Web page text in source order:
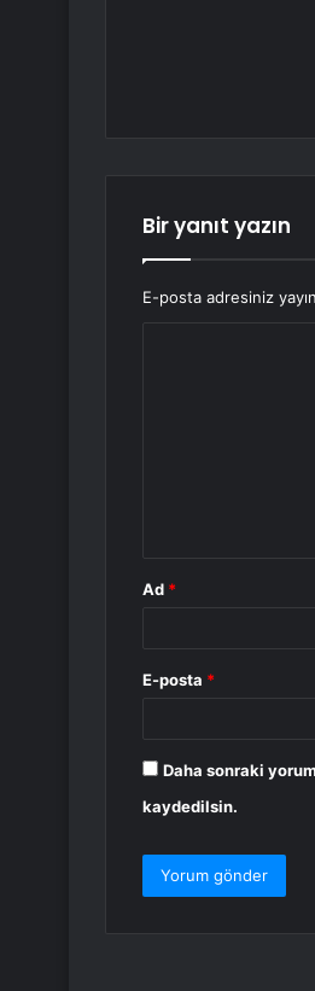
Bir yanıt yazın
E-posta adresiniz
Ad *
E-posta *
Daha sonraki
kaydedilsin.